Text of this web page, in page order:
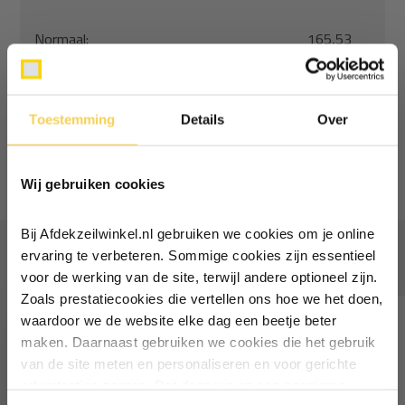
Toestemming Details Over
Wij gebruiken cookies
Bij Afdekzeilwinkel.nl gebruiken we cookies om je online
ervaring te verbeteren. Sommige cookies zijn essentieel
voor de werking van de site, terwijl andere optioneel zijn.
Zoals prestatiecookies die vertellen ons hoe we het doen,
waardoor we de website elke dag een beetje beter
maken. Daarnaast gebruiken we cookies die het gebruik
van de site meten en personaliseren en voor gerichte
Normaal:
165,53
Je bespaart
16,56
Toevoegen aan winkelwagen
Vaak samen gekocht
Ontvang €5,- korting!
Schrijf je in voor de nieuwsbrief en
Vul je e-mailadres in‍⁪⁪
Particulier Zakelijk
Inschrijven